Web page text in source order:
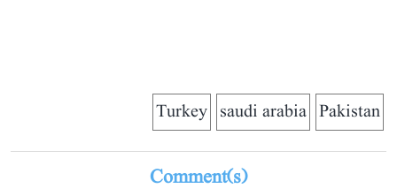
Pakistan
saudi arabia
Turkey
Comment(s)